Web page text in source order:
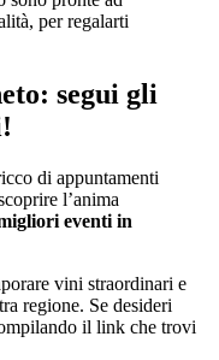
per regalarti
segui gli
di appuntamenti
l’anima
eventi in
vini straordinari e
regione. Se desideri
il link che trovi